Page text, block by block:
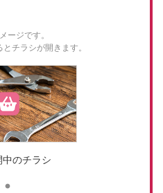
ージです。
チラシが開きます。
のチラシ